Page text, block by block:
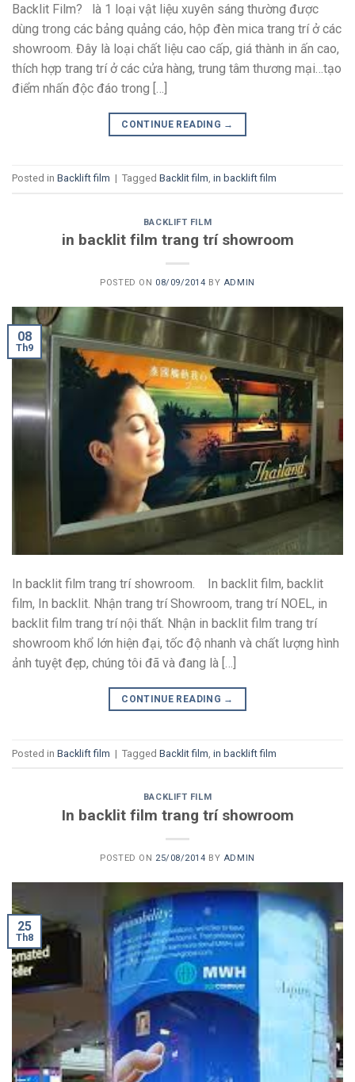
Backlit Film? là 1 loại vật liệu xuyên sáng thường được
dùng trong các bảng quảng cáo, hộp đèn mica trang trí ở các
showroom. Đây là loại chất liệu cao cấp, giá thành in ấn cao,
thích hợp trang trí ở các cửa hàng, trung tâm thương mại…tạo
điểm nhấn độc đáo trong […]
CONTINUE READING →
Posted in Backlift film | Tagged Backlit film in backlift film
BACKLIFT FILM
in backlit film trang trí showroom
POSTED ON 08/09/2014 BY ADMIN
08
Th9
In backlit film trang trí showroom. In backlit film, backlit
film, In backlit. Nhận trang trí Showroom, trang trí NOEL, in
backlit film trang trí nội thất. Nhận in backlit film trang trí
showroom khổ lớn hiện đại, tốc độ nhanh và chất lượng hình
ảnh tuyệt đẹp, chúng tôi đã và đang là […]
CONTINUE READING →
Posted in Backlift film | Tagged Backlit film in backlift film
BACKLIFT FILM
In backlit film trang trí showroom
POSTED ON 25/08/2014 BY ADMIN
25
Th8